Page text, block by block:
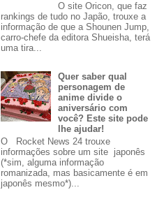
O site Oricon, que faz
rankings de tudo no Japão, trouxe a
informação de que a Shounen Jump,
carro-chefe da editora Shueisha, terá
uma tira...
Quer saber qual
personagem de
anime divide o
aniversário com
você? Este site pode
lhe ajudar!
O Rocket News 24 trouxe
informações sobre um site japonês
(*sim, alguma informação
romanizada, mas basicamente é em
japonês mesmo*)...